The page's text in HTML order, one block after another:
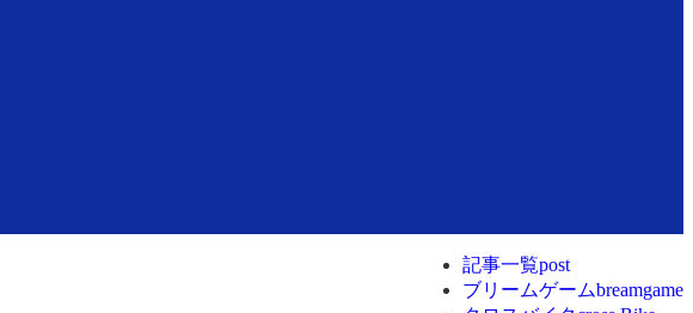
記事一覧post
ブリームゲームbreamgame